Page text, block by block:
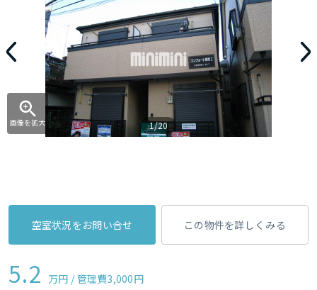
画像を拡大 1/20
空室状況をお問い合せ この物件を詳しくみる
5.2 万円 / 管理費3,000円